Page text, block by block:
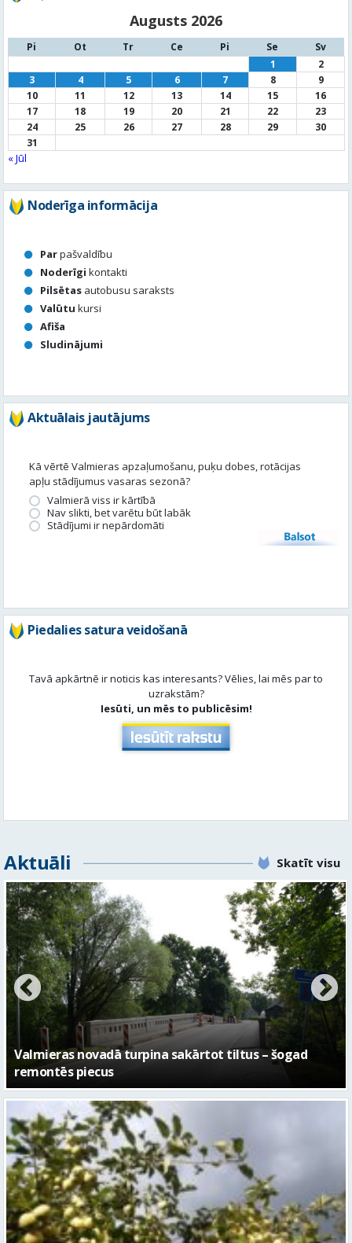
Augusts 2026
Pi Ot Tr Ce Pi Se
Sv
1
2
3
4 5 6 7 8
9
10
11 12 13 14 15
16
17
18 19 20 21 22
23
24
25 26 27 28 29
30
31
« Jūl
Noderīga informācija
Parpašvaldību
Noderīgi kontakti
Pilsētas autobusu saraksts
Valūtu kursi
Afiša
Sludinājumi
Aktuālais jautājums
Kā vērtē Valmieras apzaļumošanu, puķu dobes, rotācijas
apļu stādījumus vasaras sezonā?
Valmierā viss ir kārtībā
Nav slikti, bet varētu būt labāk
Stādījumi ir nepārdomāti
Balsot
Piedalies satura veidošanā
Tavā apkārtnē ir noticis kas interesants? Vēlies, lai mēs par to
uzrakstām?
Iesūti, un mēs to publicēsim!
Aktuāli Skatīt visu
No pagaidu teātra līdz laikmetīgās kultūras centram
– kā attīstīsies “Kurtuve”